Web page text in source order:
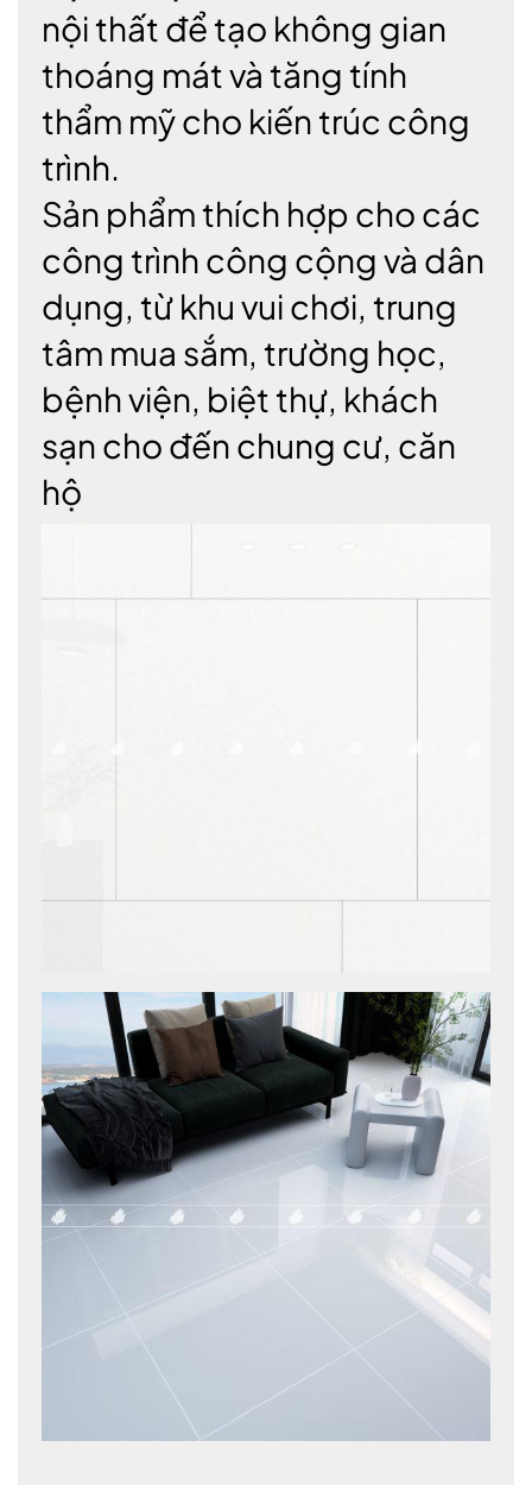
nội thất để tạo không gian
thoáng mát và tăng tính
thẩm mỹ cho kiến trúc công
trình.
Sản phẩm thích hợp cho các
công trình công cộng và dân
dụng, từ khu vui chơi, trung
tâm mua sắm, trường học,
bệnh viện, biệt thự, khách
sạn cho đến chung cư, căn
hộ